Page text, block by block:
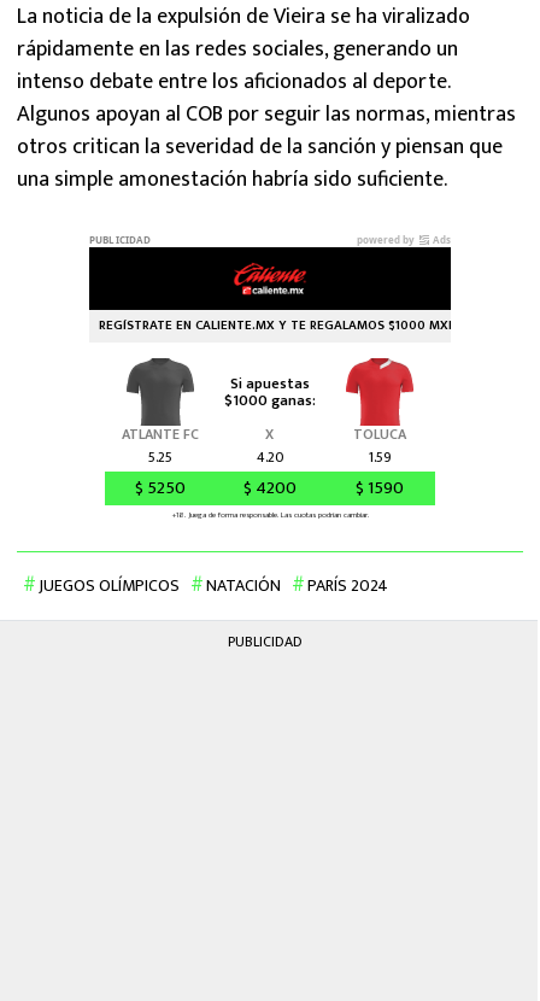
La noticia de la expulsión de Vieira se ha viralizado
rápidamente en las redes sociales, generando un
intenso debate entre los aficionados al deporte.
Algunos apoyan al COB por seguir las normas, mientras
otros critican la severidad de la sanción y piensan que
una simple amonestación habría sido suficiente.
JUEGOS OLÍMPICOS NATACIÓN PARÍS 2024
PUBLICIDAD